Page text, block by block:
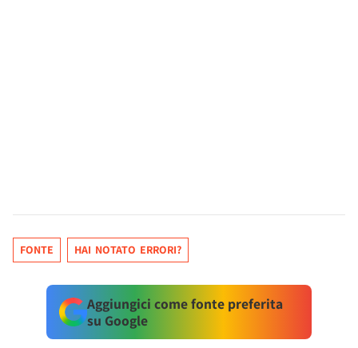
FONTE HAI NOTATO ERRORI?
Aggiungici come fonte preferita
su Google